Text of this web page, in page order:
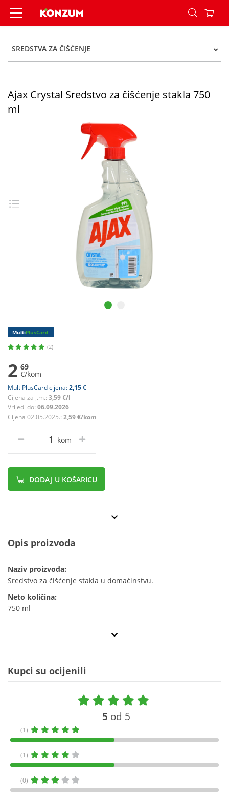
Ajax Crystal Sredstvo za čišćenje stakla 750 ml -
SREDSTVA ZA ČIŠĆENJE
Ajax Crystal Sredstvo za čišćenje stakla 750
ml
MultiPlusCard
(2)
2 69
€/kom
MultiPlusCard cijena:2,15 €
Cijena za j.m.: 3,59 €/l
Vrijedi do: 06.09.2026
Cijena 02.05.2025.: 2,59 €/kom
kom
DODAJ U KOŠARICU
Opis proizvoda
Naziv proizvoda:
Sredstvo za čišćenje stakla u domaćinstvu.
Neto količina:
750 ml
Kupci su ocijenili
5 od 5
(1)
(1)
(0)